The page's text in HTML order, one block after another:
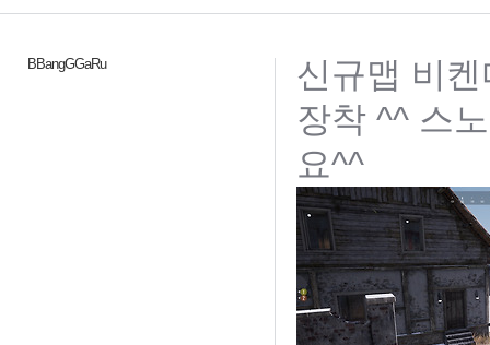
BBangGGaRu
신규맵 비
장착 ^^ 스
요^^